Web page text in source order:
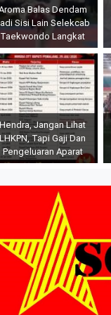
Balas Dendam
Sisi Lain Selekcab
Taekwondo Langkat
Hendra, Jangan Lihat
LHKPN, Tapi Gaji Dan
Pengeluaran Aparat